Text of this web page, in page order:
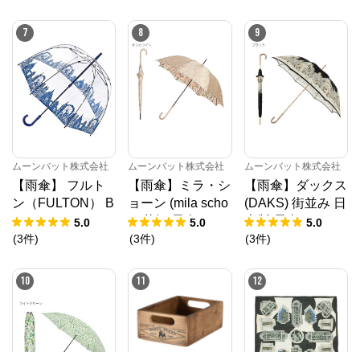
ss-Shiny" 長傘 オ
ールウェザー 遮
光 UV 日本製
ベア刺繍×フリル
長傘 スライドシ
ョート式 1級遮光
7
ムーンバット株式会社
【雨傘】 フルト
ン（FULTON） B
irdcage London Ic
ons 長傘 【公式
レディース ビニ
ール インポート
ギフト
5.0
(3件)
8
ムーンバット株式会社
【雨傘】ミラ・シ
ョーン (mila scho
n) 花柄 長傘 レデ
ィース 【公式ム
ランド 耐風傘 ジ
ャンプ式 グラス
ファイバー ギフ
ト
5.0
(3件)
9
ムーンバット株式会社
【雨傘】ダックス
(DAKS) 街並み 日
本製 長傘 5.0
(3件)
10 11 12
※外部サイトが開きます
ムーンバット株式会社からのコメント
https://shop.moonbat.co.jp/
>雨傘・日傘・マフラー・ストール・帽子の通販｜MO
ONBAT ONLINE SHOP（ムーンバットオンラインショ
ポロラルフローレン、フルラなどの有名ブランドをは
じめ、英国王室御用達のビニール傘フルトンなどの雨
傘・折りたたみ傘・レイングッズをご用意。
紫外線対策に使える一級遮光傘・晴雨兼用傘、上質な
カシミヤ100％のストール・マフラーを販売しており
ます。
贈り物にもおすすめなギフトラッピングもご用意して